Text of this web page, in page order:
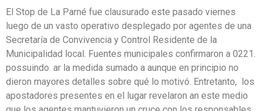
El Stop de La Parné fue clausurado este pasado viernes
luego de un vasto operativo desplegado por agentes de una
Secretaría de Convivencia y Control Residente de la
Municipalidad local. Fuentes municipales confirmaron a 0221.
possuindo. ar la medida sumado a aunque en principio no
dieron mayores detalles sobre qué lo motivó. Entretanto, los
apostadores presentes en el lugar revelaron an este medio